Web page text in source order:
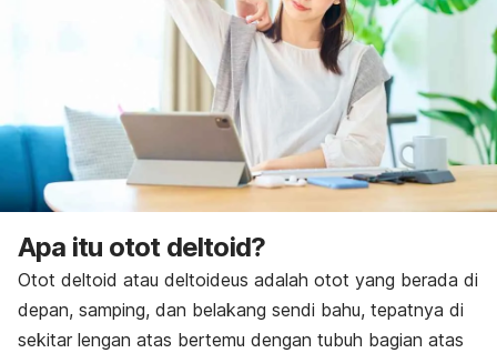
Apa itu otot deltoid?
Otot deltoid atau deltoideus adalah otot yang berada di
depan, samping, dan belakang sendi bahu, tepatnya di
sekitar lengan atas bertemu dengan tubuh bagian atas